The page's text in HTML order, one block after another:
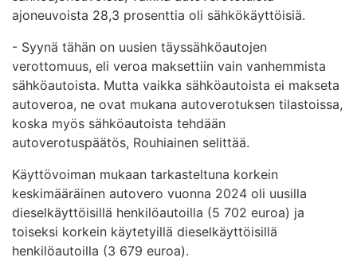
ajoneuvoista 28,3 prosenttia oli sähkökäyttöisiä.
- Syynä tähän on uusien täyssähköautojen
verottomuus, eli veroa maksettiin vain vanhemmista
sähköautoista. Mutta vaikka sähköautoista ei makseta
autoveroa, ne ovat mukana autoverotuksen tilastoissa,
koska myös sähköautoista tehdään
autoverotuspäätös, Rouhiainen selittää.
Käyttövoiman mukaan tarkasteltuna korkein
keskimääräinen autovero vuonna 2024 oli uusilla
dieselkäyttöisillä henkilöautoilla (5 702 euroa) ja
toiseksi korkein käytetyillä dieselkäyttöisillä
henkilöautoilla (3 679 euroa).